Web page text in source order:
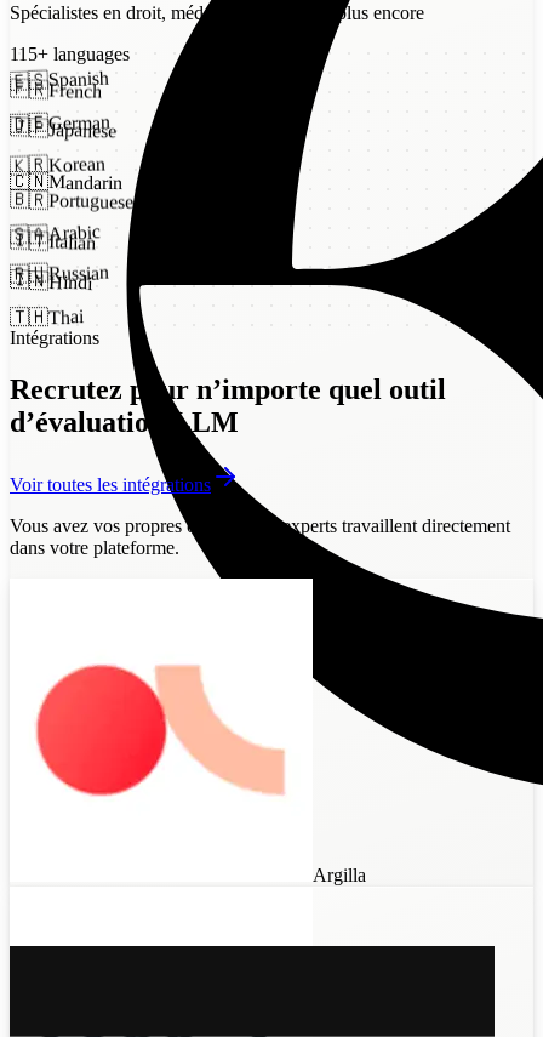
Argilla
Dataloop
Spécialistes en droit, médecine, finance, et plus encore
115+ languages
🇪🇸Spanish
🇫🇷French
🇩🇪German
🇯🇵Japanese
🇰🇷Korean
🇨🇳Mandarin
🇧🇷Portuguese
🇸🇦Arabic
🇮🇹Italian
🇷🇺Russian
🇮🇳Hindi
🇹🇭Thai
Intégrations
Recrutez pour n’importe quel outil
d’évaluation LLM
Voir toutes les intégrations
Vous avez vos propres outils ?
Nos experts travaillent directement
dans votre plateforme.
Argilla